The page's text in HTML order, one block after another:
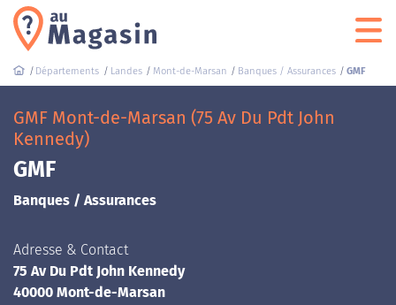
Départements Landes Mont-de-Marsan Banques / Assurances GMF
GMF Mont-de-Marsan (75 Av Du Pdt John
Kennedy)
GMF
Banques / Assurances
Adresse & Contact
75 Av Du Pdt John Kennedy
40000 Mont-de-Marsan